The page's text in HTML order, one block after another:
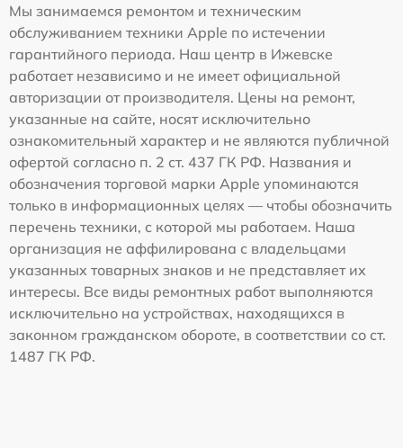
Мы занимаемся ремонтом и техническим
обслуживанием техники Apple по истечении
гарантийного периода. Наш центр в Ижевске
работает независимо и не имеет официальной
авторизации от производителя. Цены на ремонт,
указанные на сайте, носят исключительно
ознакомительный характер и не являются публичной
офертой согласно п. 2 ст. 437 ГК РФ. Названия и
обозначения торговой марки Apple упоминаются
только в информационных целях — чтобы обозначить
перечень техники, с которой мы работаем. Наша
организация не аффилирована с владельцами
указанных товарных знаков и не представляет их
интересы. Все виды ремонтных работ выполняются
исключительно на устройствах, находящихся в
законном гражданском обороте, в соответствии со ст.
1487 ГК РФ.